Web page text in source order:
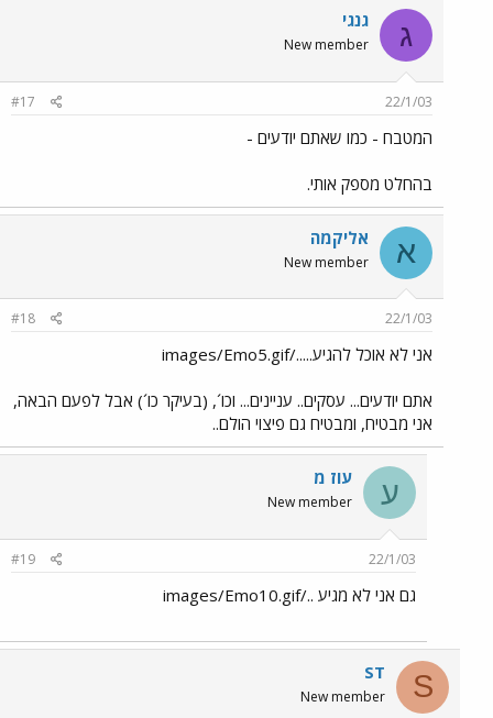
ג גנגי
New member
22/1/03
#17
המטבח - כמו שאתם יודעים -
בהחלט מספק אותי.
א אליקמה
New member
22/1/03
#18
אני לא אוכל להגיע...../images/Emo5.gif
אתם יודעים... עסקים.. עניינים... וכו´, (בעיקר כו´) אבל לפעם הבאה,
אני מבטיח, ומבטיח גם פיצוי הולם..
ע עוז מ
New member
22/1/03
#19
גם אני לא מגיע ../images/Emo10.gif
S
ST
New member